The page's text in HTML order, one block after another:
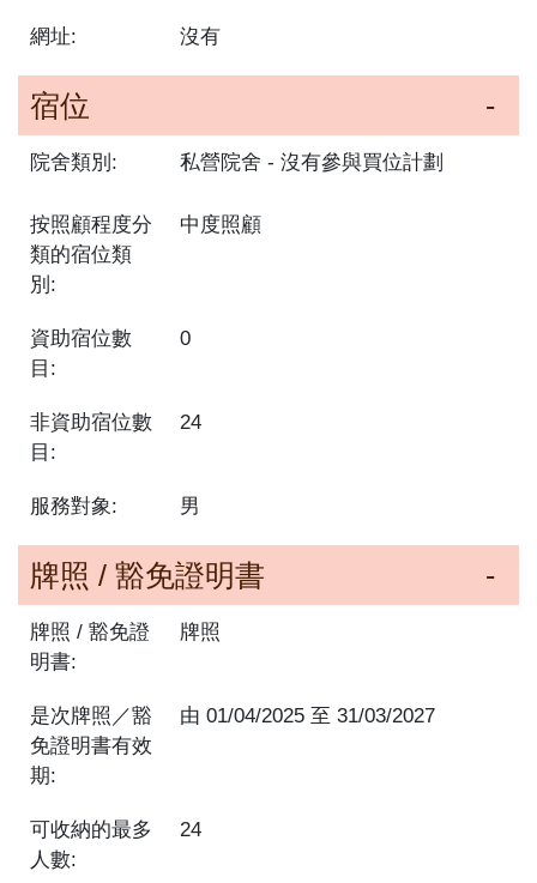
網址: 沒有
宿位
院舍類別: 私營院舍 沒有參與買位計劃
按照顧程度分
類的宿位類
別:
中度照顧
資助宿位數
目:
0
非資助宿位數
目:
24
服務對象: 男
牌照 / 豁免證明書
牌照 / 豁免證
明書:
牌照
是次牌照／豁
免證明書有效
期:
由01/04/2025 至31/03/2027
可收納的最多
人數:
24